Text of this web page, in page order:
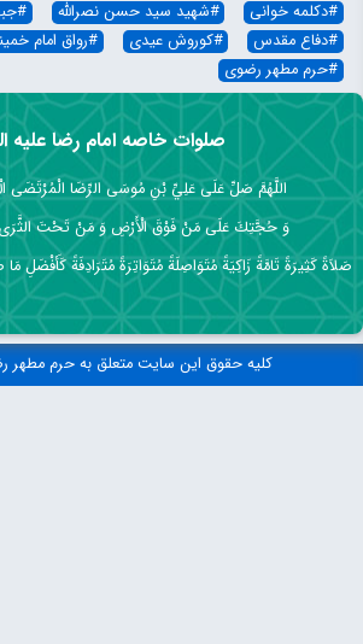
#دکلمه خوانی #شهید سید حسن نصرالله #
#دفاع مقدس #کوروش عیدی #رواق امام
#حرم مطهر رضوی
صلوات خاصه امام رضا علیه
اللَّهُمَّ صَلِّ عَلَى عَلِيِّ بْنِ مُوسَى الرِّضَا الْمُرْتَضَى
وَ حُجَّتِكَ عَلَى مَنْ فَوْقَ الْأَرْضِ وَ مَنْ تَحْتَ الثَّرَى
صَلاَةً كَثِيرَةً تَامَّةً زَاكِيَةً مُتَوَاصِلَةً مُتَوَاتِرَةً مُتَرَادِفَةً
کلیه حقوق این سایت متعلق به حرم مطهر